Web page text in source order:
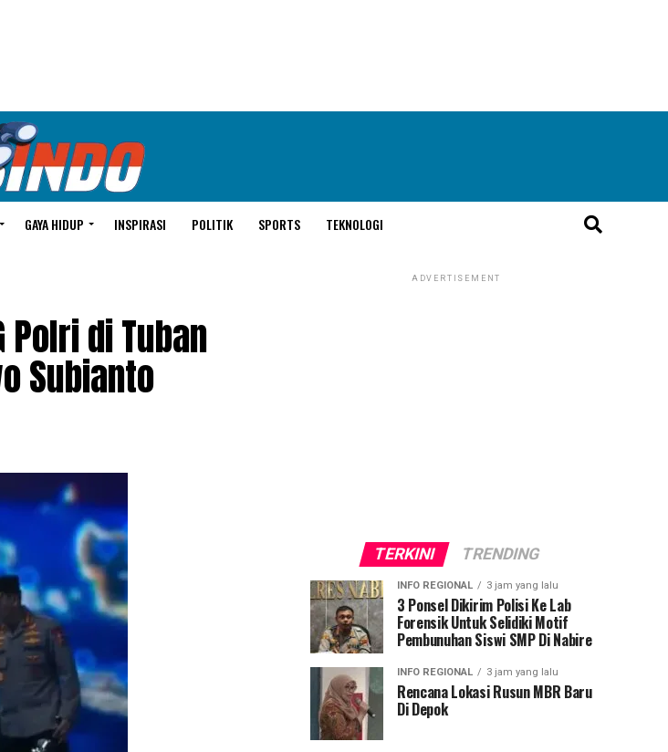
GAYA HIDUP INSPIRASI POLITIK SPORTS TEKNOLOGI
Polri di Tuban
Subianto
ADVERTISEMENT
TERKINI TRENDING
INFO REGIONAL 3 jam yang lalu
3 Ponsel Dikirim Polisi Ke Lab
Forensik Untuk Selidiki Motif
Pembunuhan Siswi SMP Di Nabire
INFO REGIONAL 3 jam yang lalu
Rencana Lokasi Rusun MBR Baru
Di Depok